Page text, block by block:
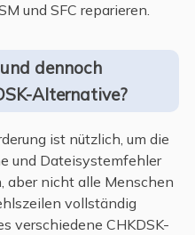
und SFC reparieren.
dennoch
Alternative?
ist nützlich, um die
und Dateisystemfehler
aber nicht alle Menschen
vollständig
verschiedene CHKDSK-